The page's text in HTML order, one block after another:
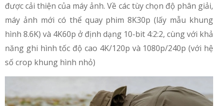
được cải thiện của máy ảnh. Về các tùy chọn độ phân giải,
máy ảnh mới có thể quay phim 8K30p (lấy mẫu khung
hình 8.6K) và 4K60p ở định dạng 10-bit 4:2:2, cùng với khả
năng ghi hình tốc độ cao 4K/120p và 1080p/240p (với hệ
số crop khung hình nhỏ)